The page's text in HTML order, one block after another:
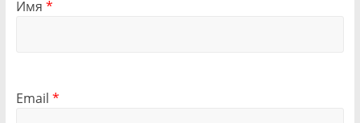
Имя *
Email *